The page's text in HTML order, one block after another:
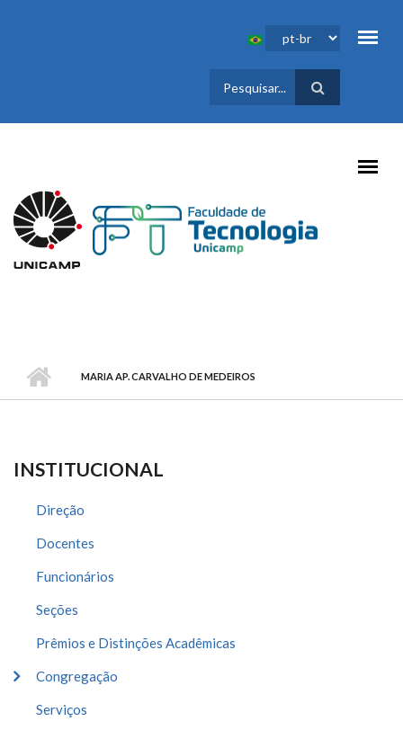
FORMULÁRIO
DE BUSCA
MARIA AP. CARVALHO DE MEDEIROS
INSTITUCIONAL
Direção
Docentes
Funcionários
Seções
Prêmios e Distinções Acadêmicas
Congregação
Serviços